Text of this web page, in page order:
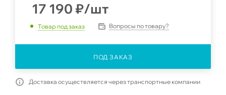
17 190 ₽/шт
Товар под заказ Вопросы по товару?
ПОД ЗАКАЗ
Доставка осуществляется через транспортные компании